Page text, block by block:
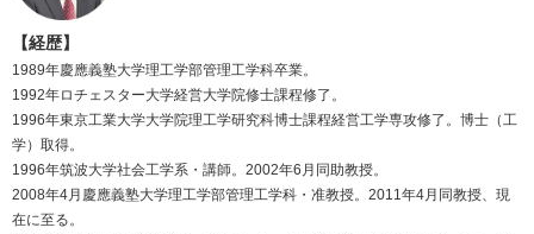
【経歴】
1989年慶應義塾大学理工学部管理工学科卒業。
1992年ロチェスター大学経営大学院修士課程修了。
1996年東京工業大学大学院理工学研究科博士課程経営工学専攻修了。博士（工
学）取得。
1996年筑波大学社会工学系・講師。2002年6月同助教授。
2008年4月慶應義塾大学理工学部管理工学科・准教授。2011年4月同教授、現
在に至る。